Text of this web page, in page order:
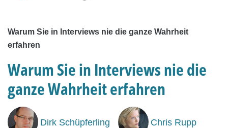
Warum Sie in Interviews nie die ganze Wahrheit
erfahren
Warum Sie in Interviews nie die
ganze Wahrheit erfahren
Dirk Schüpferling Chris Rupp